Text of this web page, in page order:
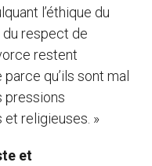
l’éthique du
du respect de
restent
qu’ils sont mal
pressions
religieuses. »
et